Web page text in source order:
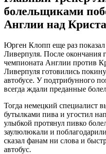
болельщиками
Англии над
Юрген Клопп еще раз
Ливерпуля. После окончания
чемпионата Англии против
Ливерпуля готовились
автобусе. У подтрибунного
всегда ждали преданные
Тогда немецкий специалист
бутылками пива и угостил
улыбкой протянул пивко
заулюлюкали и
сказал фанам ни слова и
автобус.